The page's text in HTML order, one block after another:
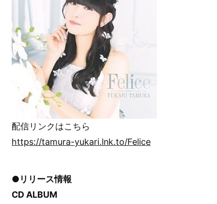
配信リンクはこちら
https://tamura-yukari.lnk.to/Felice
●リリース情報
CD ALBUM